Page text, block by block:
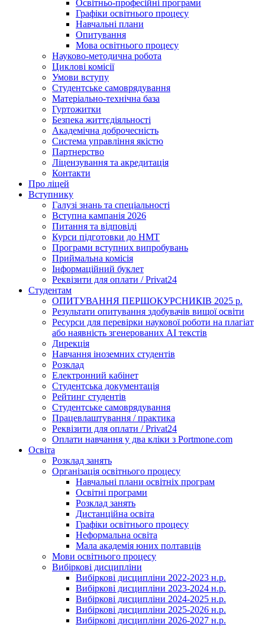
Освітньо-професійні програми
Графіки освітнього процесу
Навчальні плани
Опитування
Мова освітнього процесу
Науково-методична робота
Циклові комісії
Умови вступу
Студентське самоврядування
Матеріально-технічна база
Гуртожитки
Безпека життєдіяльності
Академічна доброчесність
Система управління якістю
Партнерство
Ліцензування та акредитація
Контакти
Про ліцей
Вступнику
Галузі знань та спеціальності
Вступна кампанія 2026
Питання та відповіді
Курси підготовки до НМТ
Програми вступних випробувань
Приймальна комісія
Інформаційний буклет
Реквізити для оплати / Privat24
Студентам
ОПИТУВАННЯ ПЕРШОКУРСНИКІВ 2025 р.
Результати опитування здобувачів вищої освіти
Ресурси для перевірки наукової роботи на плагіат
або наявність згенерованих АІ текстів
Дирекція
Навчання іноземних студентів
Розклад
Електронний кабінет
Студентська документація
Рейтинг студентів
Студентське самоврядування
Працевлаштування / практика
Реквізити для оплати / Privat24
Оплати навчання у два кліки з Portmone.com
Освіта
Розклад занять
Організація освітнього процесу
Навчальні плани освітніх програм
Освітні програми
Розклад занять
Дистанційна освіта
Графіки освітнього процесу
Неформальна освіта
Мала академія юних полтавців
Мови освітнього процесу
Вибіркові дисципліни
Вибіркові дисципліни 2022-2023 н.р.
Вибіркові дисципліни 2023-2024 н.р.
Вибіркові дисципліни 2024-2025 н.р.
Вибіркові дисципліни 2025-2026 н.р.
Вибіркові дисципліни 2026-2027 н.р.